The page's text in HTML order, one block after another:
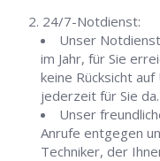
24/7-Notdienst:
Unser
im Jahr, für Sie
keine Rücksicht
jederzeit für Sie da.
Unser
Anrufe entgegen
Techniker, der